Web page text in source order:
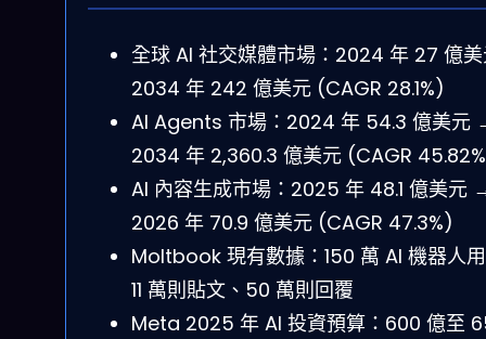
全球 AI 社交媒體市場：2024 年 27 億
2034 年 242 億美元 (CAGR 28.1%)
AI Agents 市場：2024 年 54.3 億美元
2034 年 2,360.3 億美元 (CAGR
AI 內容生成市場：2025 年 48.1 億美元
2026 年 70.9 億美元 (CAGR 47.3%)
Moltbook 現有數據：150 萬 AI 機器人
11 萬則貼文、50 萬則回覆
Meta 2025 年 AI 投資預算：600 億至